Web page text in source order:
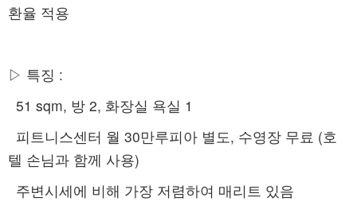
환율 적용
▷ 특징 :
51 sqm, 방 2, 화장실 욕실 1
피트니스센터 월 30만루피아 별도, 수영장 무료 (호
텔 손님과 함께 사용)
주변시세에 비해 가장 저렴하여 매리트 있음